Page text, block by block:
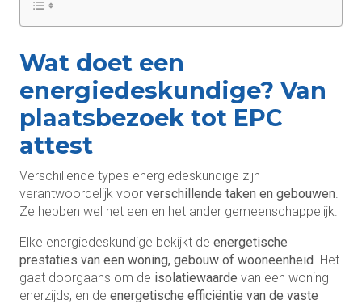
Wat doet een
energiedeskundige? Van
plaatsbezoek tot EPC
attest
Verschillende types energiedeskundige zijn
verantwoordelijk voor verschillende taken en gebouwen
Ze hebben wel het een en het ander gemeenschappelijk.
Elke energiedeskundige bekijkt de energetische
prestaties van een woning, gebouw of wooneenheid . Het
gaat doorgaans om de isolatiewaarde van een woning
enerzijds, en de energetische efficiëntie van de vaste